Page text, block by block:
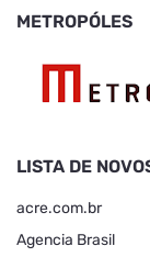
METROPÓLES
LISTA DE
acre.com.br
Agencia Brasil